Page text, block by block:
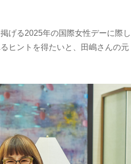
げる2025年の国際女性デーに際し
ヒントを得たいと、田嶋さんの元